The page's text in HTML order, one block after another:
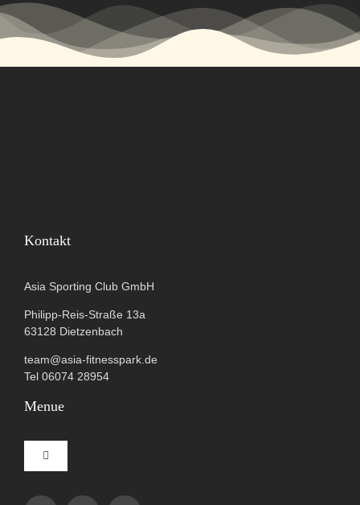
Kontakt
Asia Sporting Club GmbH
Philipp-Reis-Straße 13a
63128 Dietzenbach
team@asia-fitnesspark.de
Tel 06074 28954
Menue
Toggle
Navigation
Impressum